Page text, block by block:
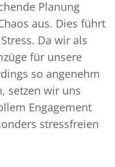
Planung
aus. Dies führt
Da wir als
für unsere
so angenehm
setzen wir uns
Engagement
stressfreien